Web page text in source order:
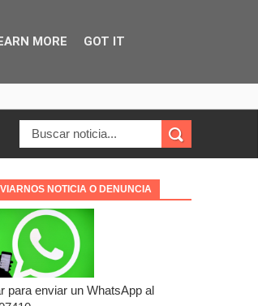
NOTICIA O DENUNCIA
para enviar un WhatsApp al
MORE GOT IT